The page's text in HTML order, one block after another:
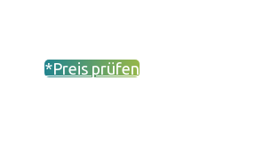
*Preis prüfen